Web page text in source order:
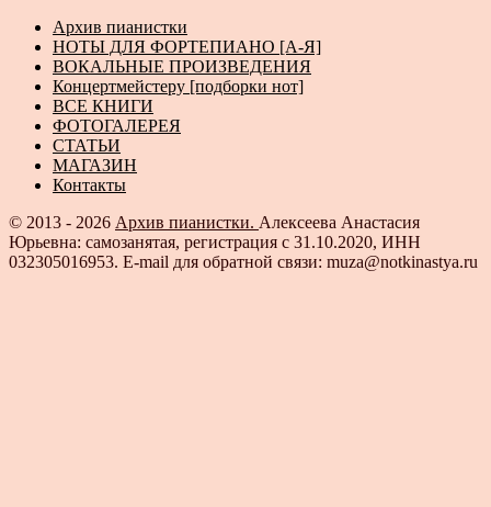
Архив пианистки
НОТЫ ДЛЯ ФОРТЕПИАНО [А-Я]
ВОКАЛЬНЫЕ ПРОИЗВЕДЕНИЯ
Концертмейстеру [подборки нот]
ВСЕ КНИГИ
ФОТОГАЛЕРЕЯ
СТАТЬИ
МАГАЗИН
Контакты
© 2013 - 2026 Архив пианистки. Алексеева Анастасия
Юрьевна: самозанятая, регистрация с 31.10.2020, ИНН
032305016953. E-mail для обратной связи: muza@notkinastya.ru